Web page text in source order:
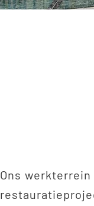
Ons